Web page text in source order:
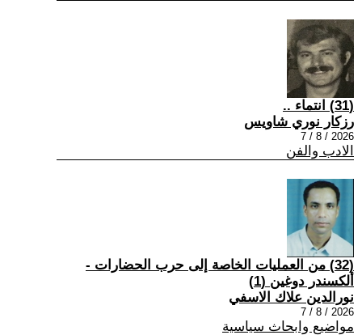
(31) انتماء ..
رزكار نوري شاويس
2026 / 8 / 7
الادب والفن
(32) من العمليات الخاصة إلى حرب الحضارات -
ألكسندر دوغين (1)
نورالدين علاك الاسفي
2026 / 8 / 7
مواضيع وابحاث سياسية